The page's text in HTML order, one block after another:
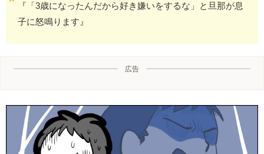
『「3歳になったんだから好き嫌いをするな」と旦那が息
子に怒鳴ります』
広告